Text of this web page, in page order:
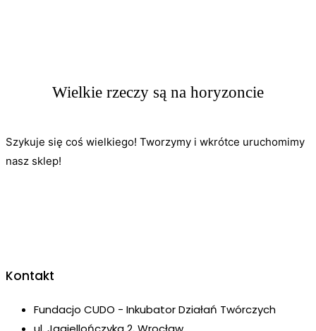
Wielkie rzeczy są na horyzoncie
Szykuje się coś wielkiego! Tworzymy i wkrótce uruchomimy
nasz sklep!
Kontakt
Fundacjo CUDO - Inkubator Działań Twórczych